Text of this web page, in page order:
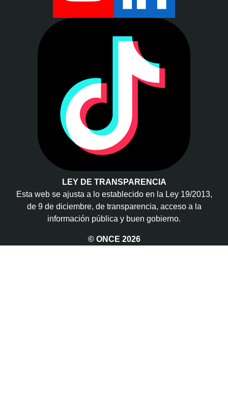
LEY DE TRANSPARENCIA
Esta web se ajusta a lo establecido en la Ley 19/2013,
de 9 de diciembre, de transparencia, acceso a la
información pública y buen gobierno.
© ONCE 2026